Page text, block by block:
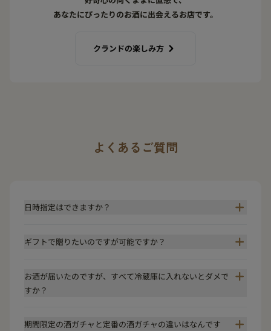
あなたにぴったりのお酒に出会えるお店です。
クランドの楽しみ方
よくあるご質問
日時指定はできますか？
ギフトで贈りたいのですが可能ですか？
お酒が届いたのですが、すべて冷蔵庫に入れないとダメで
すか？
期間限定の酒ガチャと定番の酒ガチャの違いはなんです